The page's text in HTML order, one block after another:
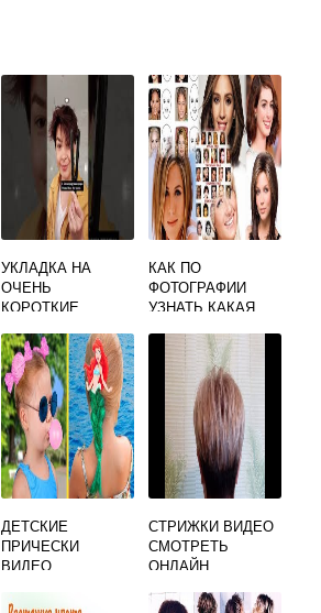
УКЛАДКА НА
ОЧЕНЬ
КОРОТКИЕ
И КРАСИВО В
ДОМАШНИХ
УСЛОВИЯХ
КАК ПО
ФОТОГРАФИИ
УЗНАТЬ КАКАЯ
ПОДХОДИТ
ДЕТСКИЕ
ПРИЧЕСКИ
ВИДЕО
СТРИЖКИ ВИДЕО
СМОТРЕТЬ
ОНЛАЙН